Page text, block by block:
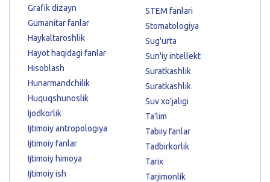
Grafik dizayn
Gumanitar fanlar
Haykaltaroshlik
Hayot haqidagi fanlar
Hisoblash
Hunarmandchilik
Huquqshunoslik
Ijodkorlik
Ijtimoiy antropologiya
Ijtimoiy fanlar
Ijtimoiy himoya
Ijtimoiy ish
STEM fanlari
Stomatologiya
Sug'urta
Sun'iy intellekt
Suratkashlik
Suratkashlik
Suv xo'jaligi
Ta'lim
Tabiiy fanlar
Tadbirkorlik
Tarix
Tarjimonlik